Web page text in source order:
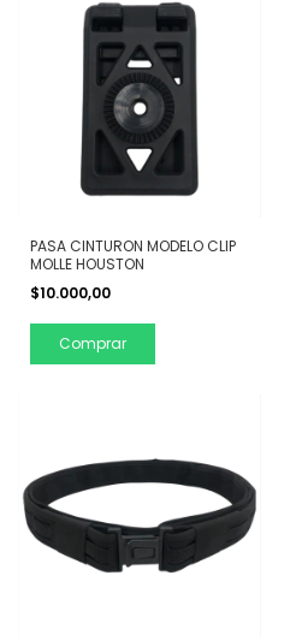
PASA CINTURON MODELO CLIP
MOLLE HOUSTON
$10.000,00
Comprar